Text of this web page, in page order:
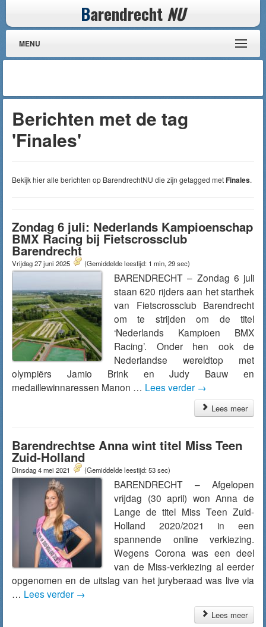
Barendrecht NU
MENU
Berichten met de tag
'Finales'
Bekijk hier alle berichten op BarendrechtNU die zijn getagged metFinales.
Zondag 6 juli: Nederlands Kampioenschap
BMX Racing bij Fietscrossclub
Barendrecht
Vrijdag 27 juni 2025 (Gemiddelde leestijd: 1 min, 29 sec)
BARENDRECHT – Zondag 6 juli
staan 620 rijders aan het starthek
van Fietscrossclub Barendrecht
om te strijden om de titel
‘Nederlands Kampioen BMX
Racing’. Onder hen ook de
Nederlandse wereldtop met
olympiërs Jamio Brink en Judy Bauw en
medaillewinnaressen Manon … Lees verder →
Lees meer
Barendrechtse Anna wint titel Miss Teen
Zuid-Holland
Dinsdag 4 mei 2021 (Gemiddelde leestijd: 53 sec)
BARENDRECHT – Afgelopen
vrijdag (30 april) won Anna de
Lange de titel Miss Teen Zuid-
Holland 2020/2021 in een
spannende online verkiezing.
Wegens Corona was een deel
van de Miss-verkiezing al eerder
opgenomen en de uitslag van het juryberaad was live via
… Lees verder →
Lees meer